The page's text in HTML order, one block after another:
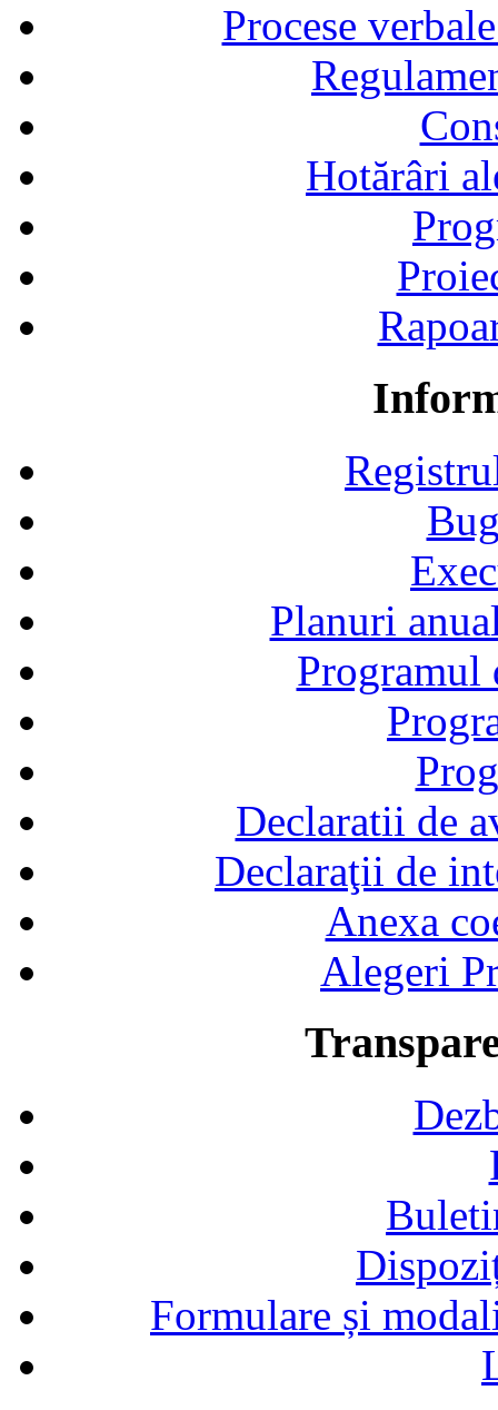
Procese
Hotărâri
Planuri
Declaratii de
Declaraţii de
Anexa
Alegeri
Formulare și